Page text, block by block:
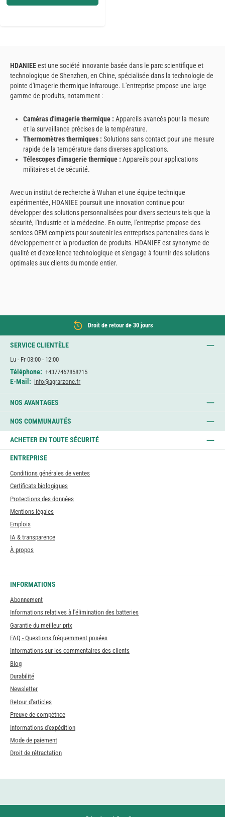
HDANIEEest une société innovante basée dans le parc scientifique et
technologique de Shenzhen, en Chine, spécialisée dans la technologie de
pointe d'imagerie thermique infrarouge. L'entreprise propose une large
gamme de produits, notamment :
Caméras d'imagerie thermique : Appareils avancés pour la mesure
et la surveillance précises de la température.
Thermomètres thermiques : Solutions sans contact pour une mesure
rapide de la température dans diverses applications.
Télescopes d'imagerie thermique : Appareils pour applications
militaires et de sécurité.
Avec un institut de recherche à Wuhan et une équipe technique
expérimentée, HDANIEE poursuit une innovation continue pour
développer des solutions personnalisées pour divers secteurs tels que la
sécurité, l'industrie et la médecine. En outre, l'entreprise propose des
services OEM complets pour soutenir les entreprises partenaires dans le
développement et la production de produits. HDANIEE est synonyme de
qualité et d'excellence technologique et s'engage à fournir des solutions
optimales aux clients du monde entier.
Droit de retour de 30 jours
SERVICE CLIENTÈLE
Lu - Fr 08:00 - 12:00
Téléphone: +4377462858215
E-Mail: info@agrarzone.fr
NOS AVANTAGES
NOS COMMUNAUTÉS
ACHETER EN TOUTE SÉCURITÉ
ENTREPRISE
Conditions générales de ventes
Certificats biologiques
Protections des données
Mentions légales
Emplois
IA & transparence
À propos
INFORMATIONS
Abonnement
Informations relatives à l'élimination des batteries
Garantie du meilleur prix
FAQ - Questions fréquemment posées
Informations sur les commentaires des clients
Blog
Durabilité
Newsletter
Retour d'articles
Preuve de compétnce
Informations d'expédition
Mode de paiement
Droit de rétractation